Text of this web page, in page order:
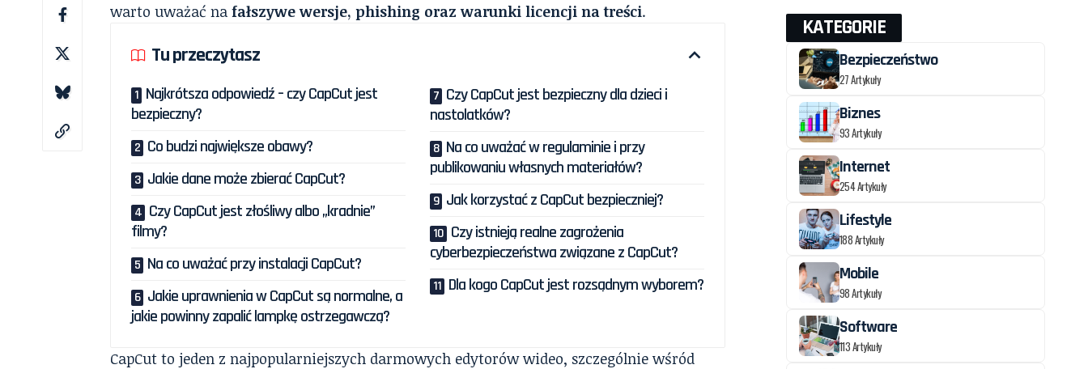
warto uważać nafałszywe wersje, phishing oraz warunki licencji na treści.
Tu przeczytasz
Najkrótsza odpowiedź – czy CapCut jest
bezpieczny?
Co budzi największe obawy?
Jakie dane może zbierać CapCut?
Czy CapCut jest złośliwy albo „kradnie”
filmy?
Na co uważać przy instalacji CapCut?
Jakie uprawnienia w CapCut są normalne, a
jakie powinny zapalić lampkę ostrzegawczą?
Czy CapCut jest bezpieczny dla dzieci i
nastolatków?
Na co uważać w regulaminie i przy
publikowaniu własnych materiałów?
Jak korzystać z CapCut bezpieczniej?
Czy istnieją realne zagrożenia
cyberbezpieczeństwa związane z CapCut?
Dla kogo CapCut jest rozsądnym wyborem?
CapCut to jeden z najpopularniejszych darmowych edytorów wideo, szczególnie wśród
KATEGORIE
Bezpieczeństwo
27 Artykuły
Biznes
93 Artykuły
Internet
254 Artykuły
Lifestyle
188 Artykuły
Mobile
98 Artykuły
Software
113 Artykuły